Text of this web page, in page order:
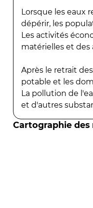
Lorsque les eaux
dépérir, les
Les activités
matérielles et des
Après le retrait
potable et les
La pollution de
et d'autres
Cartographie